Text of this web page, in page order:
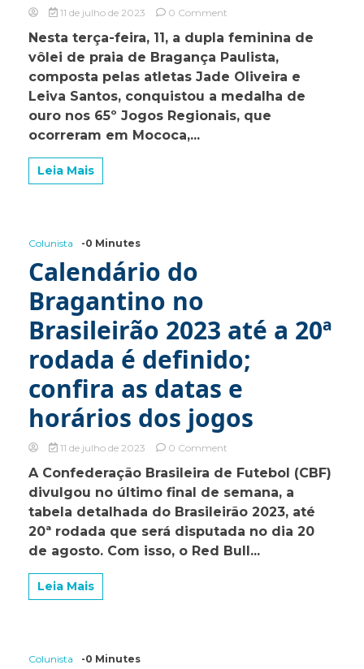
11 de julho de 2023 0 Commenton
feminina
de
Vôlei
de
Praia
de
Nesta terça-feira, 11, a dupla feminina de
vôlei de praia de Bragança Paulista,
composta pelas atletas Jade Oliveira e
Leiva Santos, conquistou a medalha de
ouro nos 65º Jogos Regionais, que
ocorreram em Mococa,...
Leia Mais
Colunista -0 Minutes
Calendário do
Bragantino no
Brasileirão 2023 até a 20ª
rodada é definido;
confira as datas e
horários dos jogos
11 de julho de 2023 0 Commenton
do
Bragantino
no
Brasileirão
2023
até
A Confederação Brasileira de Futebol (CBF)
divulgou no último final de semana, a
tabela detalhada do Brasileirão 2023, até
20ª rodada que será disputada no dia 20
de agosto. Com isso, o Red Bull...
Leia Mais
Colunista -0 Minutes